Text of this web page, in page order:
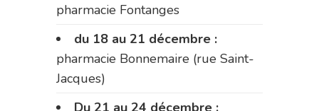
pharmacie Fontanges
du 18 au 21 décembre :
pharmacie Bonnemaire (rue Saint-
Jacques)
Du 21 au 24 décembre :